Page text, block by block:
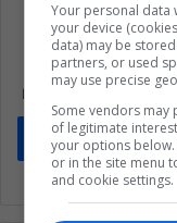
Suscríbete
Mantente informado
Your personal data
your device
data) may be
partners, or used
may use precise
Some vendors
of legitimate
your options
or in the site menu
and cookie settings.